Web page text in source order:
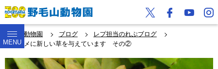
MENU
野毛山動物園 ブログ
レプ担当のれぷブログ
リクガメに新しい草を与えています その②